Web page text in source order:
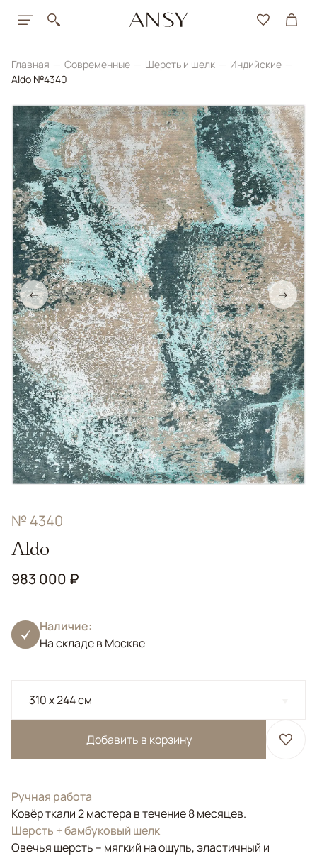
Главная Современные Шерсть и шелк
Индийские
Aldo №4340
← →
№ 4340
Aldo
983 000 ₽
Наличие:
На складе в Москве
310 x 244 см
Добавить в корзину
Ручная работа
Ковёр ткали 2 мастера в течение 8 месяцев.
Шерсть + бамбуковый шелк
Овечья шерсть – мягкий на ощупь, эластичный и